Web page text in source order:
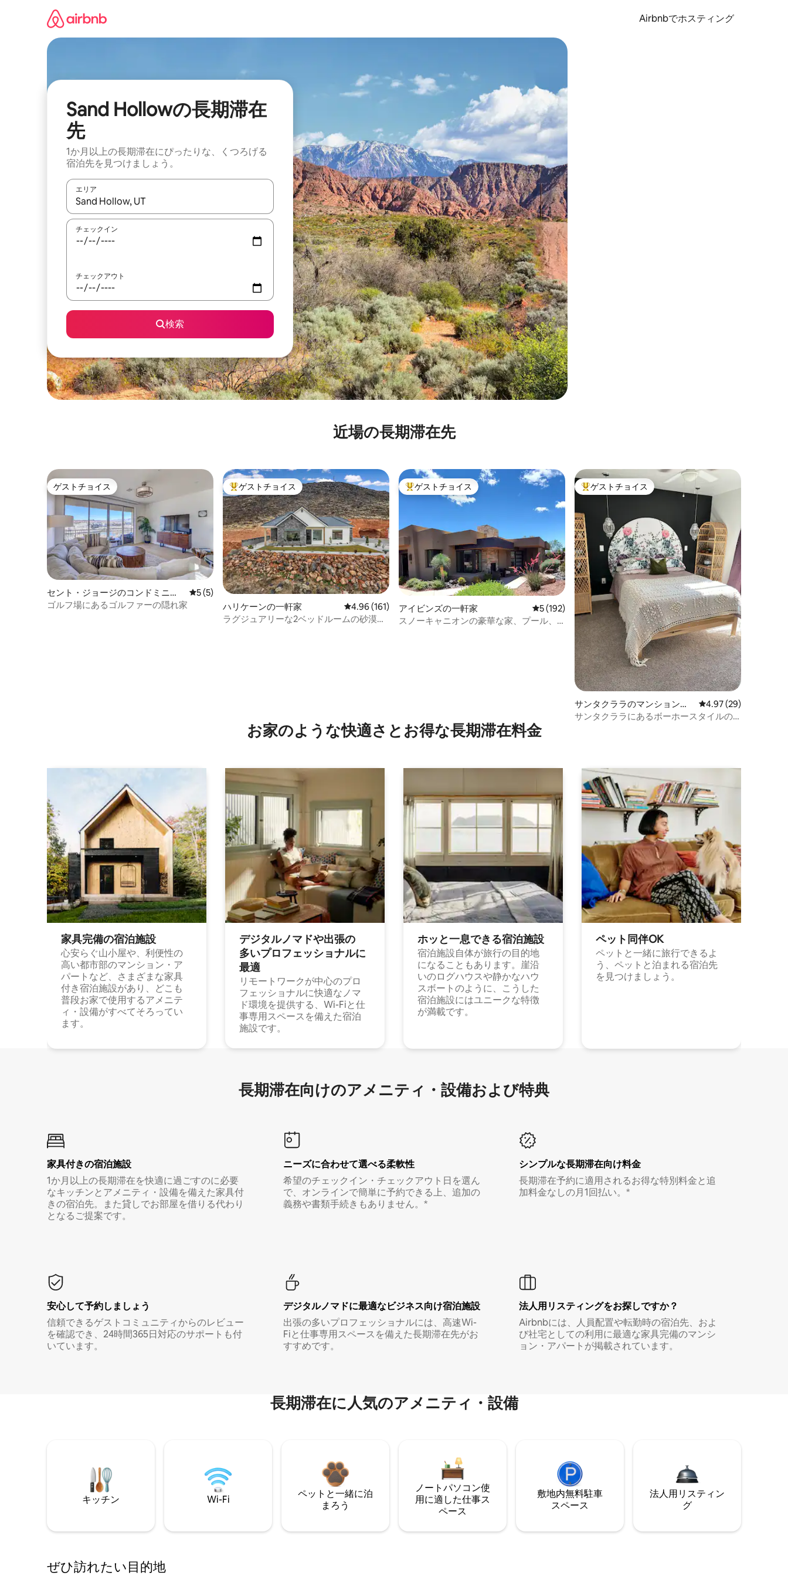
Airbnbでホスティング
Sand Hollowの長期滞在
先
1か月以上の長期滞在にぴったりな、くつろげる
宿泊先を見つけましょう。
エリア
検索結果が表示されたら、上下の矢印キーを使って移動するか、画面をタッチまたはスワイプして検索結果を確認することができます。
チェックイン
チェックアウト
検索
近場の長期滞在先
ゲストチョイス
ゲストチョイス
セント・ジョージのコンドミニア
ム
レビュー5件、5つ星中5つ星の平均評価
5 (5)
ゴルフ場にあるゴルファーの隠れ家
大好評のゲストチョイスです。
ゲストチョイス
ハリケーンの一軒家 レビュー161件、5つ星中4.96つ星の平均評価
4.96 (161)
ラグジュアリーな2ベッドルームの砂漠の
大好評のゲストチョイスです。
ゲストチョイス
アイビンズの一軒家 レビュー192件、5つ星中5つ星の平均評価
5 (192)
スノーキャニオンの豪華な家、プール、
大好評のゲストチョイスです。
ゲストチョイス
サンタクララのマンション・
アパート
レビュー29件、5つ星
4.97 (29)
サンタクララにあるボーホースタイルの
お家のような快⁠適⁠さ⁠とお⁠得⁠な長⁠期⁠滞⁠在料⁠金
家具完備の宿⁠泊⁠施⁠設
心安らぐ山小屋や、利便性の
高い都市部のマンション・ア
パートなど、さまざまな家具
付き宿泊施設があり、どこも
普段お家で使用するアメニテ
ィ・設備がすべてそろってい
ます。
デジタルノマドや出⁠張⁠の
多⁠いプ⁠ロ⁠フ⁠ェ⁠ッ⁠シ⁠ョ⁠ナ⁠ル⁠に
最⁠適
リモートワークが中心のプロ
フェッショナルに快適なノマ
ド環境を提供する、Wi-Fiと仕
事専用スペースを備えた宿泊
施設です。
ホッと一⁠息⁠で⁠き⁠る宿⁠泊施⁠設
宿泊施設自体が旅行の目的地
になることもあります。崖沿
いのログハウスや静かなハウ
スボートのように、こうした
宿泊施設にはユニークな特徴
が満載です。
ペット同⁠伴OK
ペットと一緒に旅行できるよ
う、ペットと泊まれる宿泊先
を見つけましょう。
長期滞在向け⁠のア⁠メ⁠ニ⁠テ⁠ィ⁠・設⁠備⁠および特⁠典
家具付き⁠の宿⁠泊⁠施⁠設
1か月以上の長期滞在を快適に過ごすのに必要
なキッチンとアメニティ・設備を備えた家具付
きの宿泊先。また貸しでお部屋を借りる代わり
となるご提案です。
ニーズに合わせて選べる柔軟性
希望のチェックイン・チェックアウト日を選ん
で、オンラインで簡単に予約できる上、追加の
義務や書類手続きもありません。*
シンプルな長期滞在向け料金
長期滞在予約に適用されるお得な特別料金と追
加料金なしの月1回払い。*
安心して予約しましょう
信頼できるゲストコミュニティからのレビュー
を確認でき、24時間365日対応のサポートも付
いています。
デジタルノマド⁠に最⁠適⁠なビ⁠ジ⁠ネ⁠ス⁠向⁠け宿⁠泊⁠施⁠設
出張の多いプロフェッショナルには、高速Wi-
Fiと仕事専用スペースを備えた長期滞在先がお
すすめです。
法人用リスティングをお探しですか？
Airbnbには、人員配置や転勤時の宿泊先、およ
び社宅としての利用に最適な家具完備のマンシ
ョン・アパートが掲載されています。
長期滞在に人気のアメニティ・設備
キッチン Wi-Fi
ペットと一緒に泊
まろう
ノートパソコン使
用に適した仕事ス
ペース
敷地内無料駐⁠車
ス⁠ペ⁠ー⁠ス
法人用リスティン
グ
ぜひ訪⁠れ⁠た⁠い目⁠的⁠地